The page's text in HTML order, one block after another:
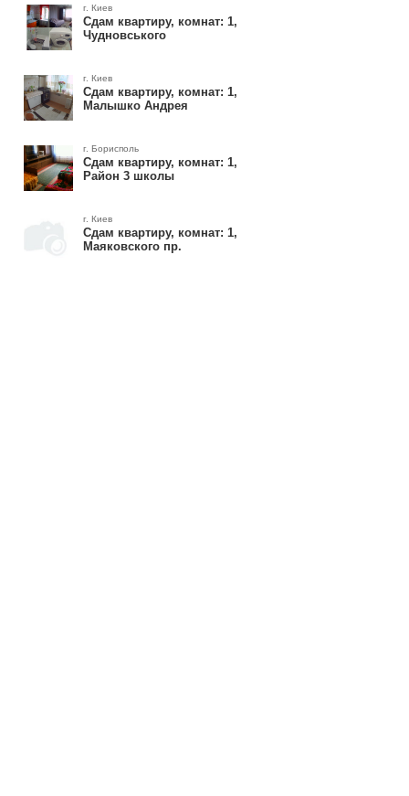
г. Киев
Сдам квартиру, комнат: 1,
Чудновського
г. Киев
Сдам квартиру, комнат: 1,
Малышко Андрея
г. Борисполь
Сдам квартиру, комнат: 1,
Район 3 школы
г. Киев
Сдам квартиру, комнат: 1,
Маяковского пр.